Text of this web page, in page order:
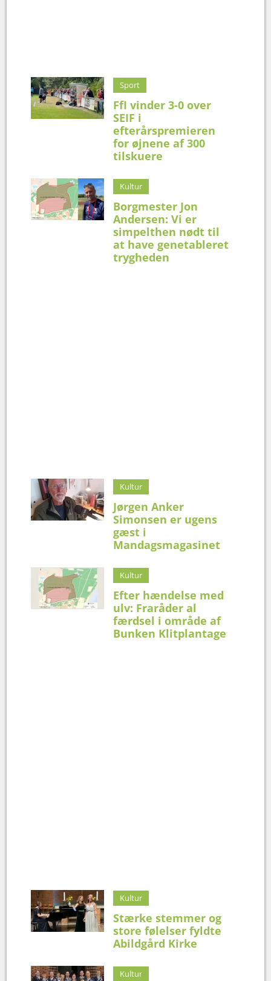
Sport
FfI vinder 3-0 over
SEIF i
efterårspremieren
for øjnene af 300
tilskuere
Kultur
Borgmester Jon
Andersen: Vi er
simpelthen nødt til
at have genetableret
trygheden
Kultur
Jørgen Anker
Simonsen er ugens
gæst i
Mandagsmagasinet
Kultur
Efter hændelse med
ulv: Fraråder al
færdsel i område af
Bunken Klitplantage
Kultur
Stærke stemmer og
store følelser fyldte
Abildgård Kirke
Kultur